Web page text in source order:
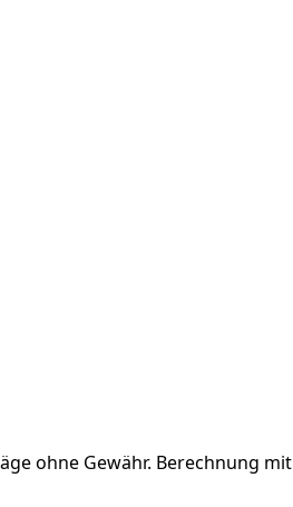
ohne Gewähr. Berechnung mit